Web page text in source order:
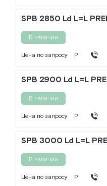
SPB 2850 Ld L=L
В наличии
Цена по запросу Р
SPB 2900 Ld L=L
В наличии
Цена по запросу Р
SPB 3000 Ld L=L
В наличии
Цена по запросу Р